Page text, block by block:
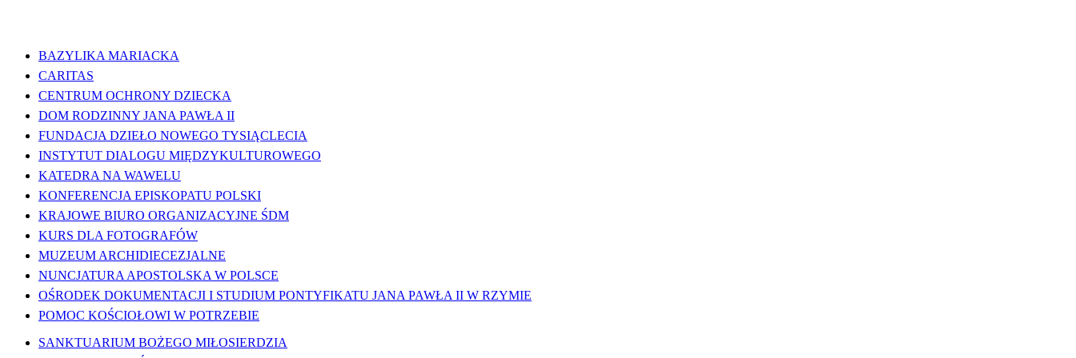
BAZYLIKA MARIACKA
CARITAS
CENTRUM OCHRONY DZIECKA
DOM RODZINNY JANA PAWŁA II
FUNDACJA DZIEŁO NOWEGO TYSIĄCLECIA
INSTYTUT DIALOGU MIĘDZYKULTUROWEGO
KATEDRA NA WAWELU
KONFERENCJA EPISKOPATU POLSKI
KRAJOWE BIURO ORGANIZACYJNE ŚDM
KURS DLA FOTOGRAFÓW
MUZEUM ARCHIDIECEZJALNE
NUNCJATURA APOSTOLSKA W POLSCE
OŚRODEK DOKUMENTACJI I STUDIUM PONTYFIKATU JANA PAWŁA II W RZYMIE
POMOC KOŚCIOŁOWI W POTRZEBIE
SANKTUARIUM BOŻEGO MIŁOSIERDZIA